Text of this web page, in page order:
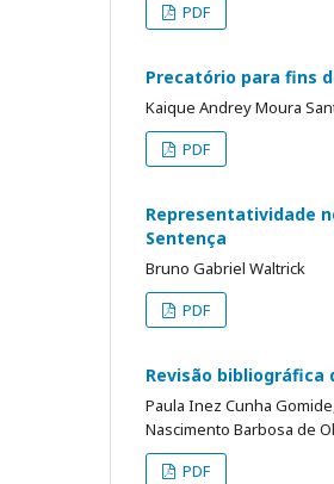
PDF
Precatório para fins
Kaique Andrey Moura
PDF
Representatividade
Sentença
Bruno Gabriel Waltrick
PDF
Revisão bibliográfica
Paula Inez Cunha
Nascimento Barbosa de
PDF